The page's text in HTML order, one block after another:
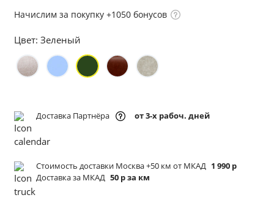
Начислим за покупку +1050 бонусов
Цвет: Зеленый
Доставка Партнёра от 3-х рабоч. дней
Стоимость доставки Москва +50 км от МКАД 1 990 р
Доставка за МКАД 50 р за км